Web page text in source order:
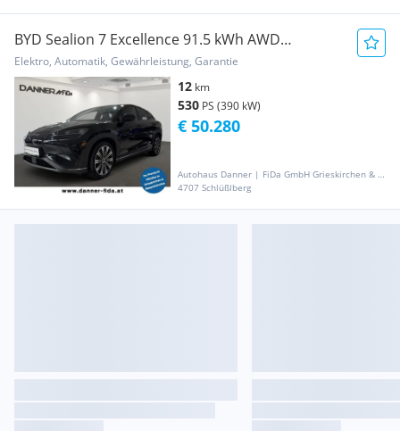
BYD Sealion 7 Excellence 91.5 kWh AWD
*AKTIONSPREIS*
Elektro, Automatik, Gewährleistung, Garantie
12 km
530 PS (390 kW)
Autohaus Danner | FiDa GmbH Grieskirchen & Gaspoltshofen
4707 Schlüßlberg
€ 50.280